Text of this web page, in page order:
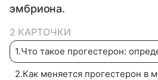
эмбриона.
2 КАРТОЧКИ
1.Что такое прогестерон:
2.Как меняется прогестерон в